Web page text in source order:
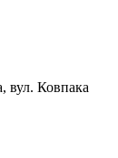
вул. Ковпака